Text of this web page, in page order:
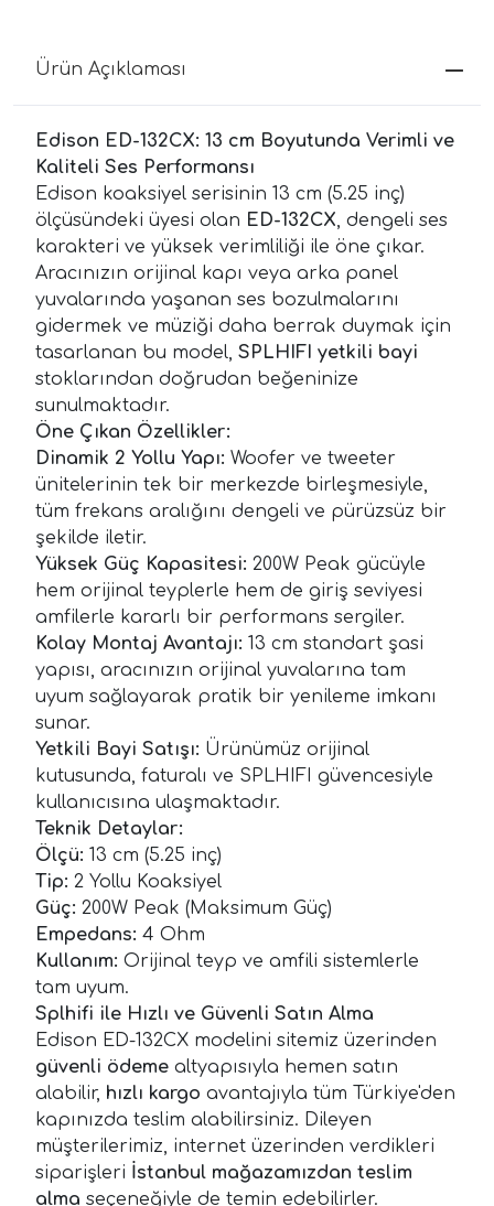
Ürün Açıklaması
Edison ED-132CX: 13 cm Boyutunda Verimli ve
Kaliteli Ses Performansı
Edison koaksiyel serisinin 13 cm (5.25 inç)
ölçüsündeki üyesi olan ED-132CX, dengeli ses
karakteri ve yüksek verimliliği ile öne çıkar.
Aracınızın orijinal kapı veya arka panel
yuvalarında yaşanan ses bozulmalarını
gidermek ve müziği daha berrak duymak için
tasarlanan bu model, SPLHIFI yetkili bayi
stoklarından doğrudan beğeninize
sunulmaktadır.
Öne Çıkan Özellikler:
Dinamik 2 Yollu Yapı: Woofer ve tweeter
ünitelerinin tek bir merkezde birleşmesiyle,
tüm frekans aralığını dengeli ve pürüzsüz bir
şekilde iletir.
Yüksek Güç Kapasitesi: 200W Peak gücüyle
hem orijinal teyplerle hem de giriş seviyesi
amfilerle kararlı bir performans sergiler.
Kolay Montaj Avantajı: 13 cm standart şasi
yapısı, aracınızın orijinal yuvalarına tam
uyum sağlayarak pratik bir yenileme imkanı
sunar.
Yetkili Bayi Satışı: Ürünümüz orijinal
kutusunda, faturalı ve SPLHIFI güvencesiyle
kullanıcısına ulaşmaktadır.
Teknik Detaylar:
Ölçü: 13 cm (5.25 inç)
Tip: 2 Yollu Koaksiyel
Güç: 200W Peak (Maksimum Güç)
Empedans: 4 Ohm
Kullanım: Orijinal teyp ve amfili sistemlerle
tam uyum.
Splhifi ile Hızlı ve Güvenli Satın Alma
Edison ED-132CX modelini sitemiz üzerinden
güvenli ödeme altyapısıyla hemen satın
alabilir, hızlı kargo avantajıyla tüm Türkiye'den
kapınızda teslim alabilirsiniz. Dileyen
müşterilerimiz, internet üzerinden verdikleri
siparişleri İstanbul mağazamızdan teslim
alma seçeneğiyle de temin edebilirler.